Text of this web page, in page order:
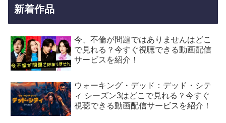
新着作品
今、不倫が問題ではありませんはどこ
で見れる？今すぐ視聴できる動画配信
サービスを紹介！
ウォーキング・デッド：デッド・シテ
ィ シーズン3はどこで見れる？今すぐ
視聴できる動画配信サービスを紹介！